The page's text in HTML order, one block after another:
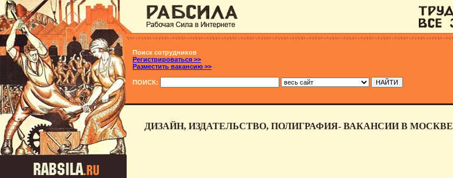
Поиск сотрудников
Регистрироваться >>
Разместить вакансию >>
ПОИСК:
ДИЗАЙН, ИЗДАТЕЛЬСТВО, ПОЛИГРАФИЯ- ВАКАНСИИ В МОСКВЕ